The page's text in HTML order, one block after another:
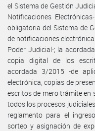
el Sistema de Gestión
Notificaciones
obligatoria del Sistema de
de notificaciones
Poder Judicial-; la
copia digital de los
acordada 3/2015 -de
electrónica, copias de
escritos de mero trámite en
todos los procesos
reglamento para el
sorteo y asignación de